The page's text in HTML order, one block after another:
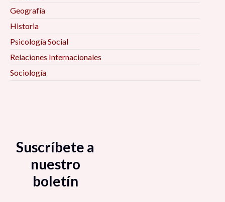
Geografía
Historia
Psicología Social
Relaciones Internacionales
Sociología
Suscríbete a
nuestro
boletín